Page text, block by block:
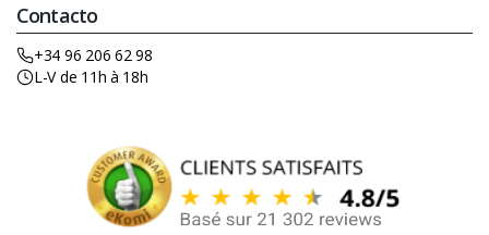
Contacto
+34 96 206 62 98
L-V de 11h à 18h